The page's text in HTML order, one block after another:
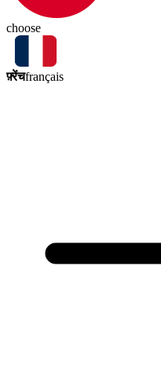
choose
फ़्रेंचfrançais